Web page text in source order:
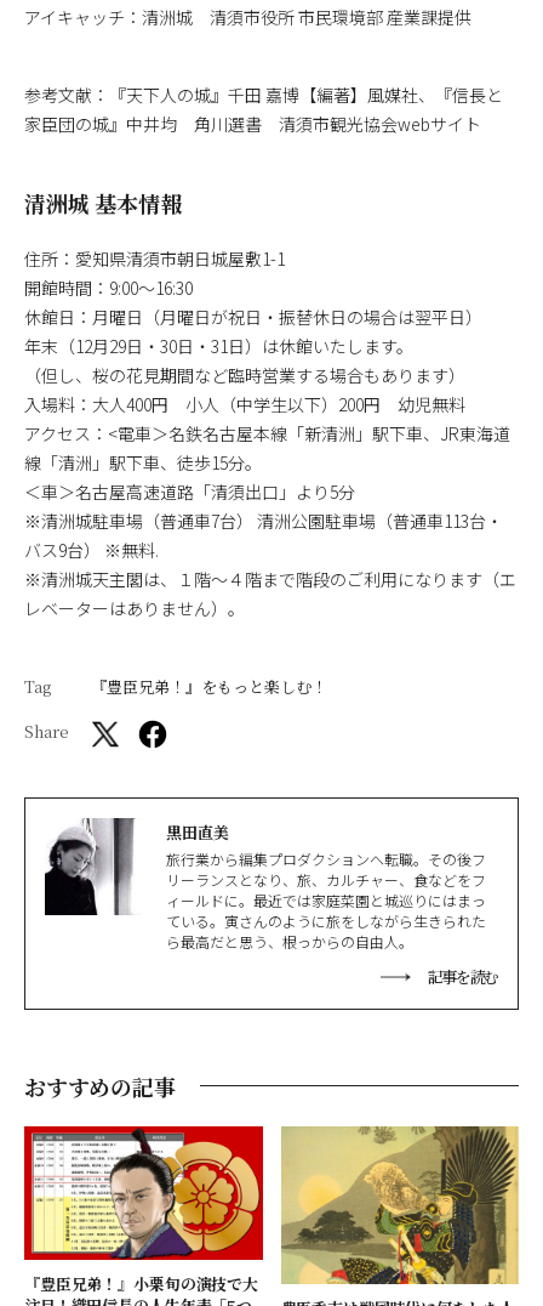
アイキャッチ：清洲城 清須市役所 市民環境部 産業課提供
参考文献：『天下人の城』千田 嘉博【編著】風媒社、『信長と
家臣団の城』中井均 角川選書 清須市観光協会webサイト
清洲城 基本情報
住所：愛知県清須市朝日城屋敷1-1
開館時間：9:00〜16:30
休館日：月曜日（月曜日が祝日・振替休日の場合は翌平日）
年末（12月29日・30日・31日）は休館いたします。
（但し、桜の花見期間など臨時営業する場合もあります）
入場料：大人400円 小人（中学生以下）200円 幼児無料
アクセス：<電車＞名鉄名古屋本線「新清洲」駅下車、JR東海道
線「清洲」駅下車、徒歩15分。
＜車＞名古屋高速道路「清須出口」より5分
※清洲城駐車場（普通車7台） 清洲公園駐車場（普通車113台・
バス9台） ※無料.
※清洲城天主閣は、１階～４階まで階段のご利用になります（エ
レベーターはありません）。
Tag
『豊臣兄弟！』をもっと楽しむ！
Share
黒田直美
旅行業から編集プロダクションへ転職。その後フ
リーランスとなり、旅、カルチャー、食などをフ
ィールドに。最近では家庭菜園と城巡りにはまっ
ている。寅さんのように旅をしながら生きられた
ら最高だと思う、根っからの自由人。
記事を読む
おすすめの記事
『豊臣兄弟！』小栗旬の演技で大